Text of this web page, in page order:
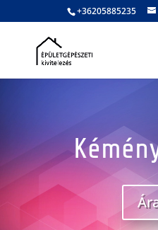
+36205885235